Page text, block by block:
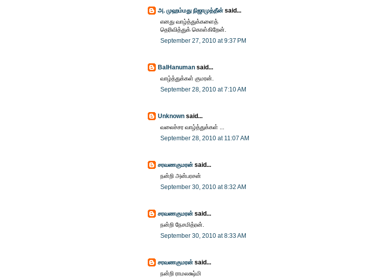
அ. முஹம்மது நிஜாமுத்தீன் said...
எனது வாழ்த்துக்களைத்
தெரிவித்துக் கொள்கிறேன்.
September 27, 2010 at 9:37 PM
BalHanuman said...
வாழ்த்துக்கள் குமரன்.
September 28, 2010 at 7:10 AM
Unknown said...
வலைச்சர வாழ்த்துக்கள் ...
September 28, 2010 at 11:07 AM
சரவணகுமரன் said...
நன்றி அன்பரசன்
September 30, 2010 at 8:32 AM
சரவணகுமரன் said...
நன்றி நேசமித்ரன்.
September 30, 2010 at 8:33 AM
சரவணகுமரன் said...
நன்றி ராமலக்ஷ்மி